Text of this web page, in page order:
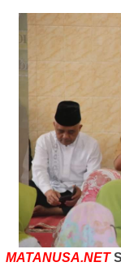
MATANUSA.NET